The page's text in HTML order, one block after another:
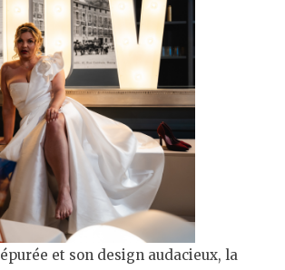
et son design audacieux, la